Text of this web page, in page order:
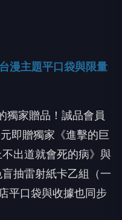
漫主題平口袋與限量
獨家贈品！誠品會員
元即贈獨家《進擊的巨
出道就會死的病》與
盲抽雷射紙卡乙組（一
平口袋與收據也同步